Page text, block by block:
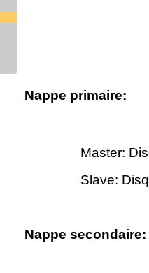
Nappe primaire:
Master:
Slave:
Nappe secondaire: